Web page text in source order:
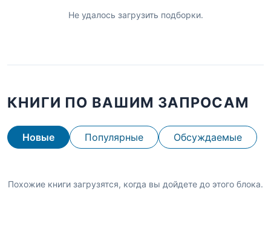
Не удалось загрузить подборки.
КНИГИ ПО ВАШИМ ЗАПРОСАМ
Новые Популярные Обсуждаемые
Похожие книги загрузятся, когда вы дойдете до этого блока.